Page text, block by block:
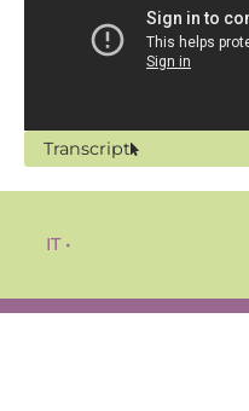
Transcript
IT •